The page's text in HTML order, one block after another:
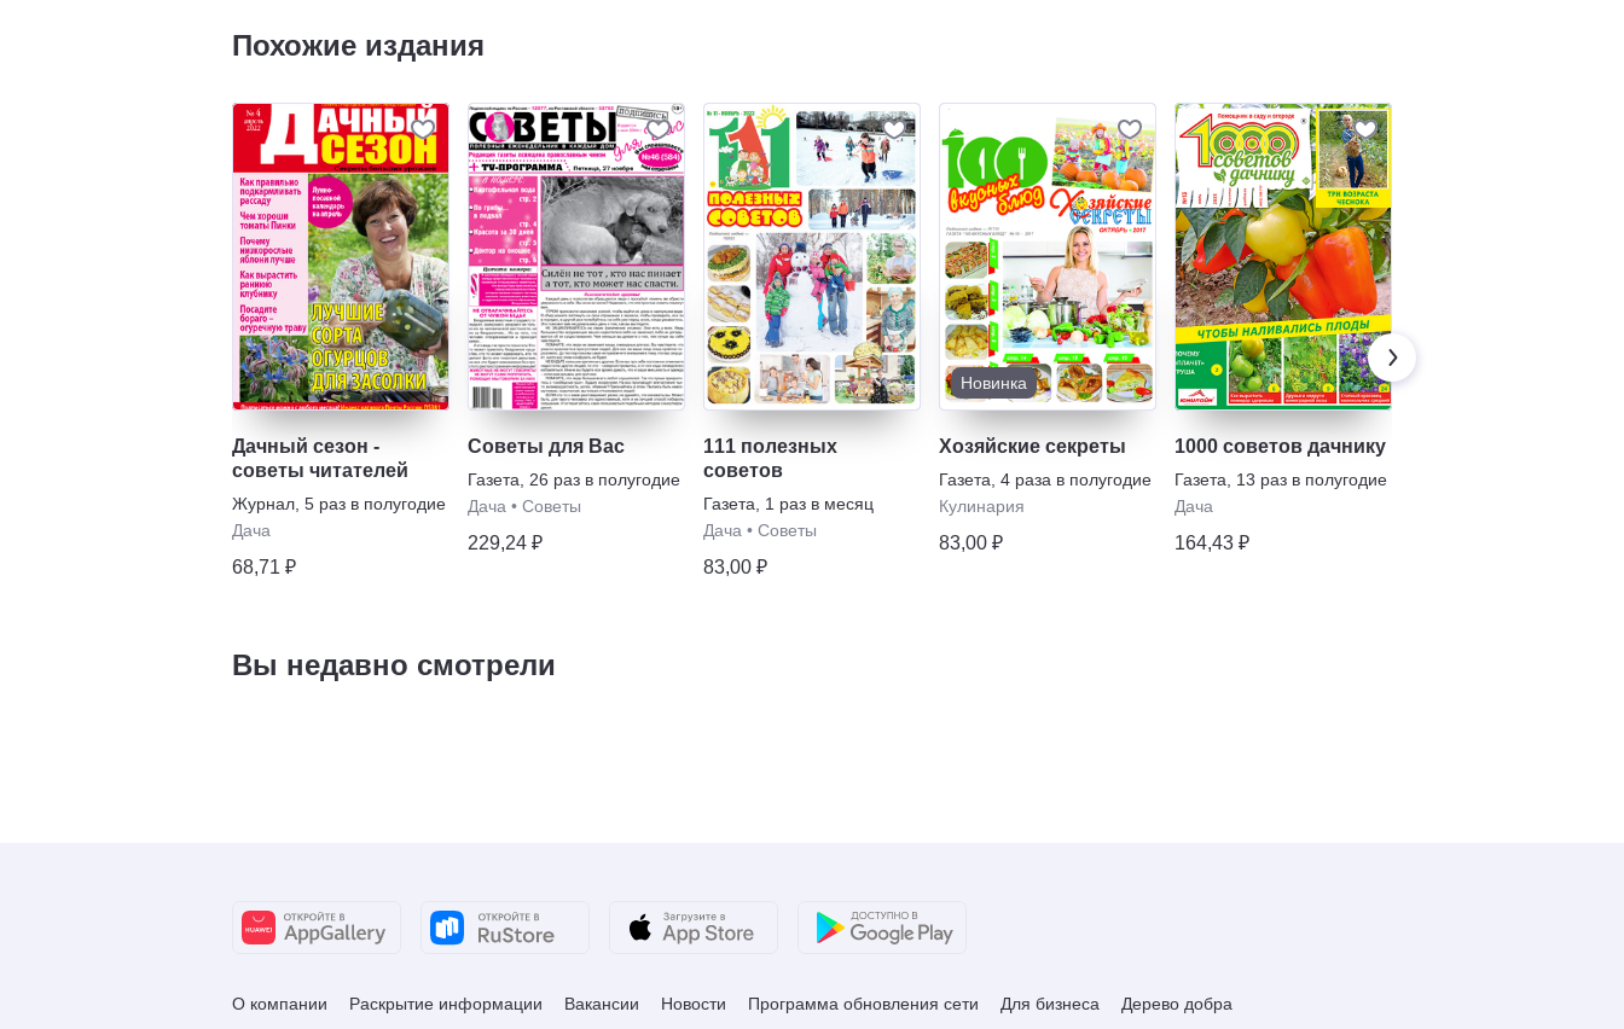
Похожие издания
Дачный сезон -
советы читателей
Журнал 5 раз в полугодие
Дача
68,71 ₽
Советы для Вас
Газета
26 раз в полугодие
Дача • Советы
229,24 ₽
111 полезных
советов
Газета
1 раз в месяц
Дача • Советы
83,00 ₽
Новинка
Хозяйские секреты
Газета 4 раза в полугодие
Кулинария
83,00 ₽
1000 советов дачнику
Газета
13 раз в полугодие
Дача
164,43 ₽
Вы недавно смотрели
О компании Раскрытие информации Вакансии Новости Программа обновления сети Для бизнеса Дерево добра